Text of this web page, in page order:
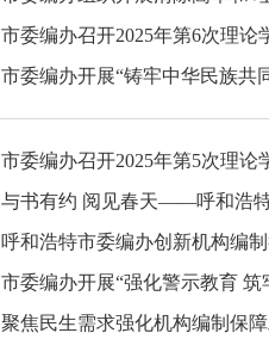
市委编办召开2025年第6次理论
市委编办开展“铸牢中华民族共
市委编办召开2025年第5次理论
与书有约 阅见春天——呼和浩
呼和浩特市委编办创新机构编
市委编办开展“强化警示教育
聚焦民生需求强化机构编制保